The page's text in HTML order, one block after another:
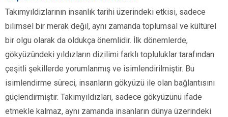
Takımyıldızlarının insanlık tarihi üzerindeki etkisi, sadece
bilimsel bir merak değil, aynı zamanda toplumsal ve kültürel
bir olgu olarak da oldukça önemlidir. İlk dönemlerde,
gökyüzündeki yıldızların dizilimi farklı topluluklar tarafından
çeşitli şekillerde yorumlanmış ve isimlendirilmiştir. Bu
isimlendirme süreci, insanların gökyüzü ile olan bağlantısını
güçlendirmiştir. Takımyıldızları, sadece gökyüzünü ifade
etmekle kalmaz, aynı zamanda insanların dünya üzerindeki